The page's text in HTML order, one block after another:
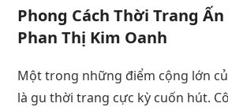
Phong Cách Thời Trang
Phan Thị Kim Oanh
Một trong những điểm cộng lớn
là gu thời trang cực kỳ cuốn hút.